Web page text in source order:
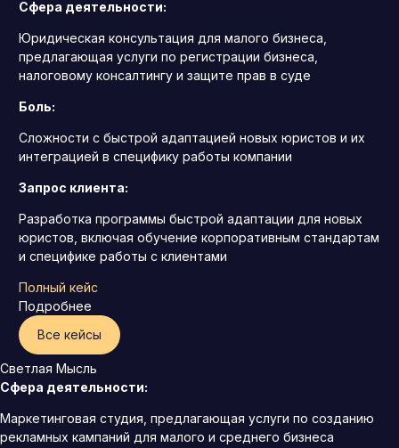
Сфера деятельности:
Юридическая консультация для малого бизнеса,
предлагающая услуги по регистрации бизнеса,
налоговому консалтингу и защите прав в суде
Боль:
Сложности с быстрой адаптацией новых юристов и их
интеграцией в специфику работы компании
Запрос клиента:
Разработка программы быстрой адаптации для новых
юристов, включая обучение корпоративным стандартам
и специфике работы с клиентами
Полный кейс
Подробнее
Все кейсы
Светлая Мысль
Сфера деятельности:
Маркетинговая студия, предлагающая услуги по созданию
рекламных кампаний для малого и среднего бизнеса